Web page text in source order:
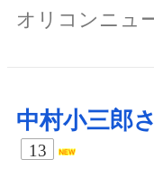
オリコンニュ
中村小三郎
13